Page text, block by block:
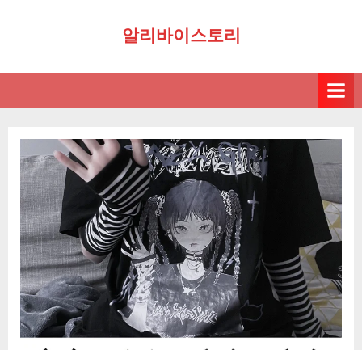
알리바이스토리